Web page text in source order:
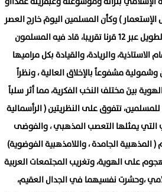
) وكأن المسلمين اليومَ خارج العصر
متناسين أن الفقه الإسلامي لم يقف حائراً بائراً في تاريخه الطويل عبر ١٢ قرنا تقريبا، قاد فيه المسلمون
والريادة، والقيادة بكل مراميها
مشفوعاً بالإخلاق العالية ، ونظراً
بينَ مختلف النخب الفكرية، مما أثر سلباً
تتفوق على النظريتين ( الرأسمالية
التي يمثلها التعصب المذهبي ، والفوضى
( المذهبية الجامدة ، واللامذهبية الفوضوية)
على الهوية، وتغريب المجتمعات العربية
،وحشرت نفسيهما في الجدال العقيم،